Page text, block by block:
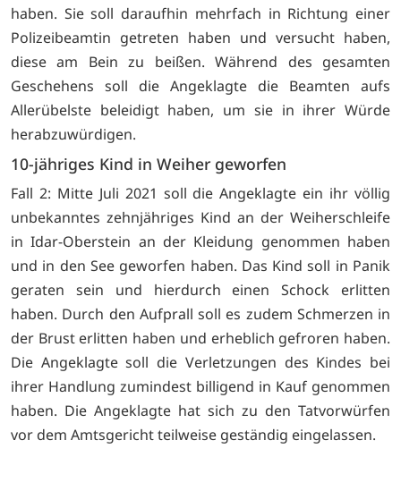
haben. Sie soll daraufhin mehrfach in Richtung einer
Polizeibeamtin getreten haben und versucht haben,
diese am Bein zu beißen. Während des gesamten
Geschehens soll die Angeklagte die Beamten aufs
Allerübelste beleidigt haben, um sie in ihrer Würde
herabzuwürdigen.
10-jähriges Kind in Weiher geworfen
Fall 2: Mitte Juli 2021 soll die Angeklagte ein ihr völlig
unbekanntes zehnjähriges Kind an der Weiherschleife
in Idar-Oberstein an der Kleidung genommen haben
und in den See geworfen haben. Das Kind soll in Panik
geraten sein und hierdurch einen Schock erlitten
haben. Durch den Aufprall soll es zudem Schmerzen in
der Brust erlitten haben und erheblich gefroren haben.
Die Angeklagte soll die Verletzungen des Kindes bei
ihrer Handlung zumindest billigend in Kauf genommen
haben. Die Angeklagte hat sich zu den Tatvorwürfen
vor dem Amtsgericht teilweise geständig eingelassen.